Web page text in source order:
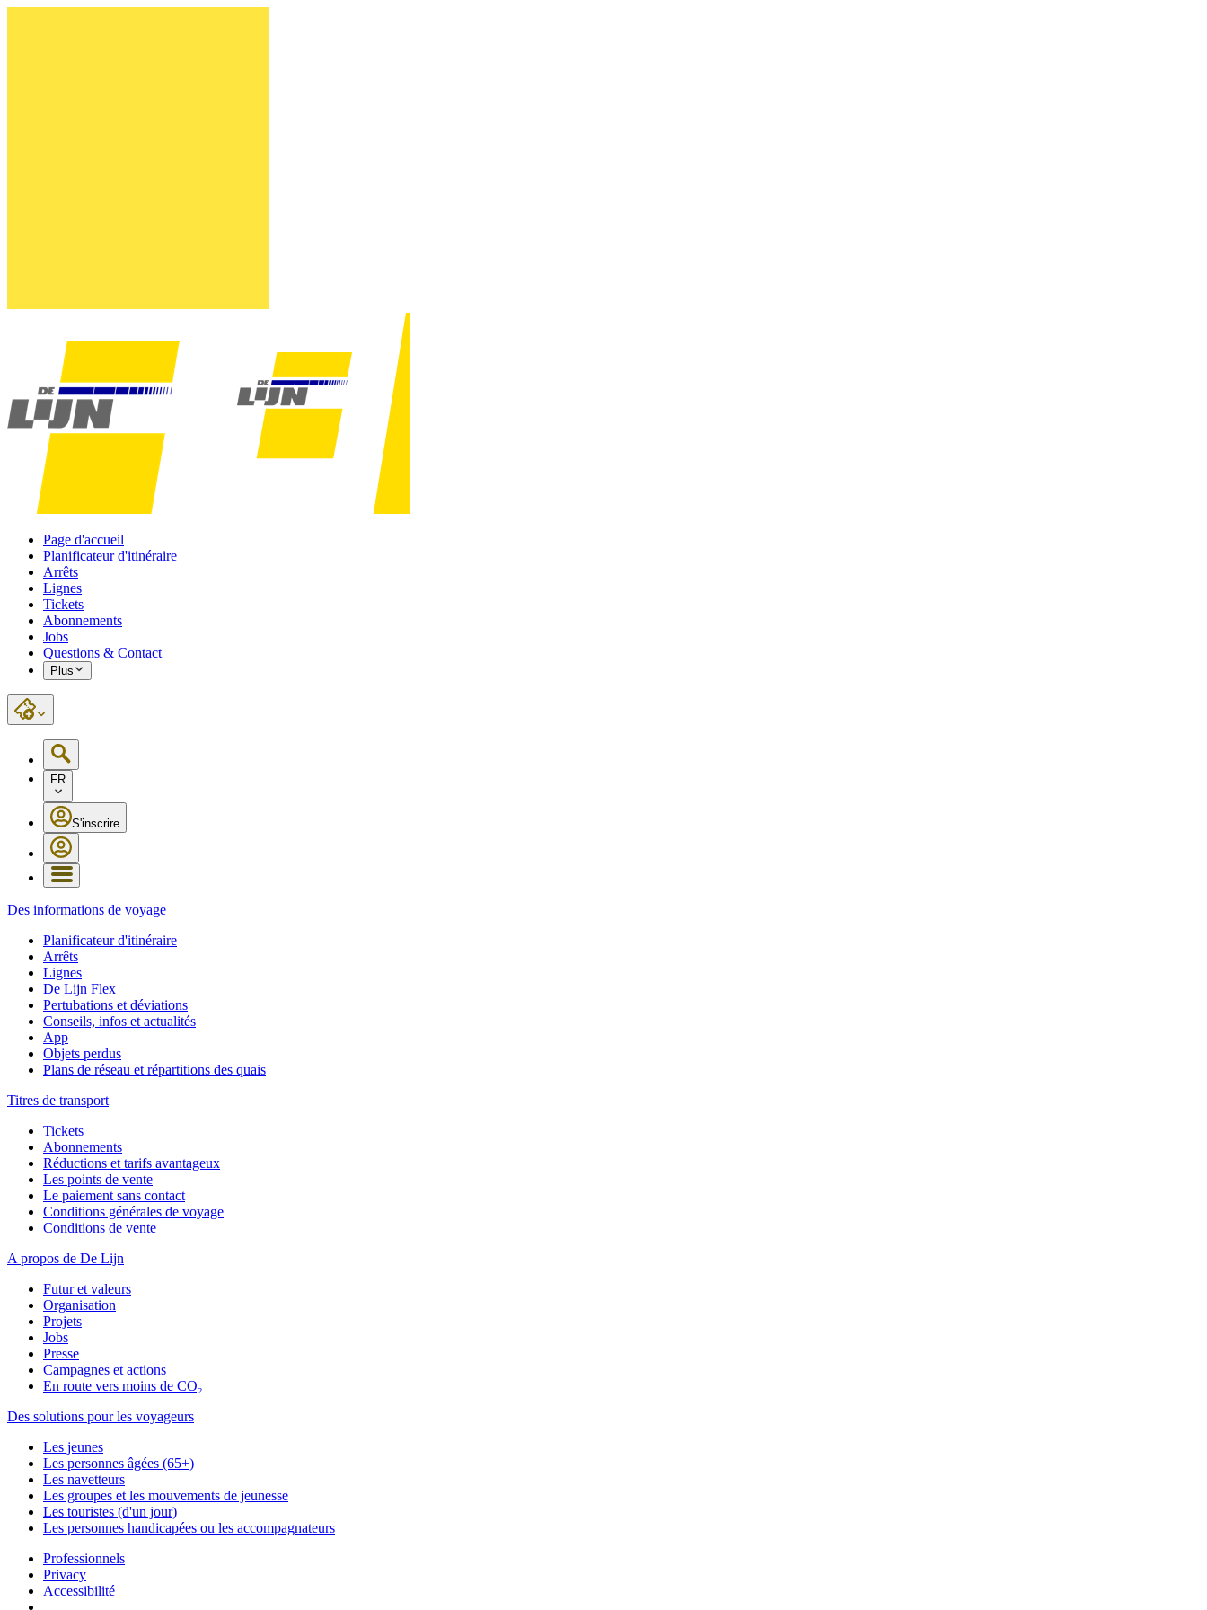
Page d'accueil
Planificateur d'itinéraire
Arrêts
Lignes
Tickets
Abonnements
Jobs
Questions & Contact
Plus
FR
S'inscrire
Des informations de voyage
Planificateur d'itinéraire
Arrêts
Lignes
De Lijn Flex
Pertubations et déviations
Conseils, infos et actualités
App
Objets perdus
Plans de réseau et répartitions des quais
Titres de transport
Tickets
Abonnements
Réductions et tarifs avantageux
Les points de vente
Le paiement sans contact
Conditions générales de voyage
Conditions de vente
A propos de De Lijn
Futur et valeurs
Organisation
Projets
Jobs
Presse
Campagnes et actions
En route vers moins de CO₂
Des solutions pour les voyageurs
Les jeunes
Les personnes âgées (65+)
Les navetteurs
Les groupes et les mouvements de jeunesse
Les touristes (d'un jour)
Les personnes handicapées ou les accompagnateurs
Professionnels
Privacy
Accessibilité